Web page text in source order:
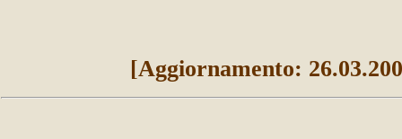
[Aggiornamento: